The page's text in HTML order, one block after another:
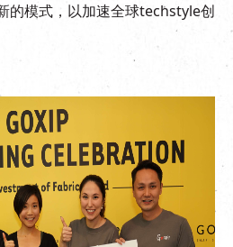
的模式，以加速全球techstyle创